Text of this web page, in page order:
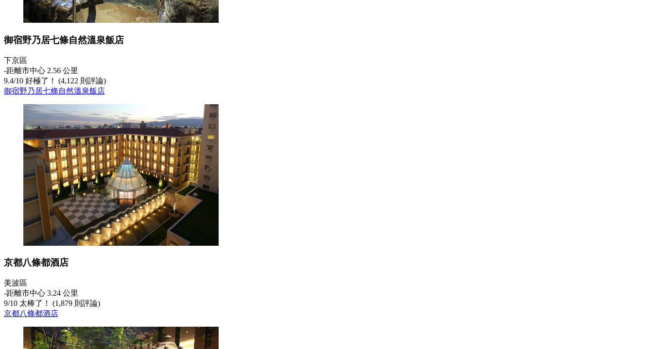
御宿野乃居七條自然溫泉飯店
下京區
‐距離市中心 2.56 公里
9.4/10 好極了！ (4,122 則評論)
御宿野乃居七條自然溫泉飯店
京都八條都酒店
美波區
‐距離市中心 3.24 公里
9/10 太棒了！ (1,879 則評論)
京都八條都酒店